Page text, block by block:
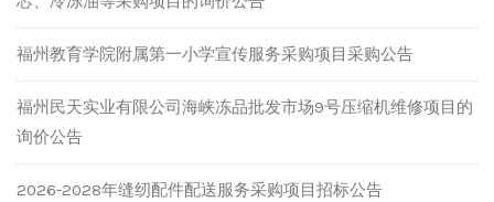
福州教育学院附属第一小学宣传服务采购项目采购公告
福州民天实业有限公司海峡冻品批发市场9号压缩机维修项目的
询价公告
2026-2028年缝纫配件配送服务采购项目招标公告